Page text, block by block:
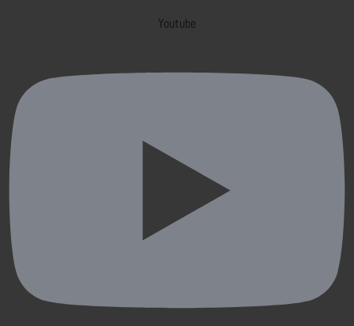
Youtube